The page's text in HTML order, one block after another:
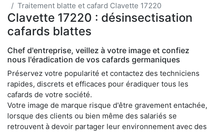
Traitement blatte et cafard Clavette 17220
Clavette 17220 : désinsectisation
cafards blattes
Chef d'entreprise, veillez à votre image et confiez
nous l'éradication de vos cafards germaniques
Préservez votre popularité et contactez des techniciens
rapides, discrets et efficaces pour éradiquer tous les
cafards de votre société.
Votre image de marque risque d'être gravement entachée,
lorsque des clients ou bien même des salariés se
retrouvent à devoir partager leur environnement avec des